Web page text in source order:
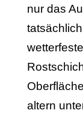
nur das
altern